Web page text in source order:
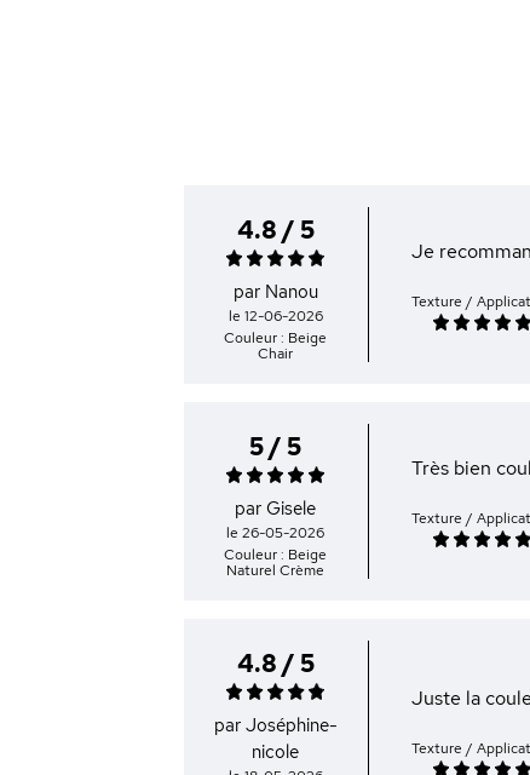
4.8 / 5
par Nanou
le 12-06-2026
Couleur : Beige
Chair
Je
Texture /
5 / 5
par Gisele
le 26-05-2026
Couleur : Beige
Naturel Crème
Très bien
Texture /
4.8 / 5
par Joséphine-
nicole
Juste la
Texture /